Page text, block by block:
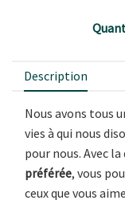
Description
Nous avons tous
vies à qui nous
pour nous. Avec la
préférée, vous
ceux que vous